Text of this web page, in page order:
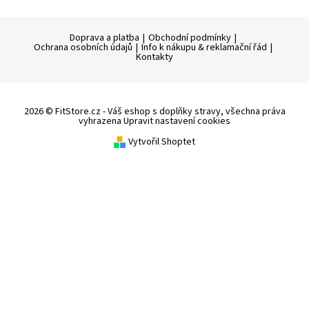
Doprava a platba | Obchodní podmínky |
Ochrana osobních údajů | Info k nákupu & reklamační řád |
Kontakty
2026 © FitStore.cz - Váš eshop s doplňky stravy, všechna práva
vyhrazena Upravit nastavení cookies
Vytvořil Shoptet